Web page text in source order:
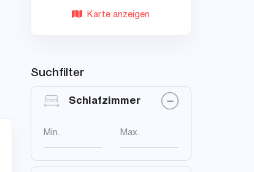
Karte anzeigen
Suchfilter
Schlafzimmer
Min. Max.